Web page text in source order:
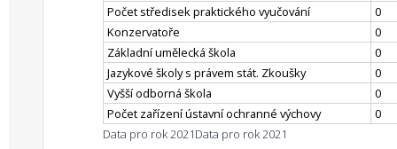
Počet středisek praktického vyučování
0
Konzervatoře
0
Základní umělecká škola
0
Jazykové školy s právem stát. Zkoušky
0
Vyšší odborná škola
0
Počet zařízení ústavní ochranné výchovy
0
Data pro rok 2021Data pro rok 2021